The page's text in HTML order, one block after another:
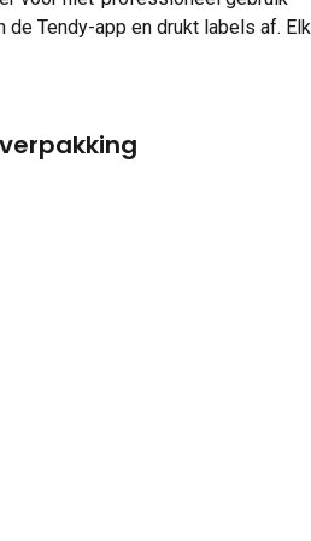
Tendy-app en drukt labels af. Elk